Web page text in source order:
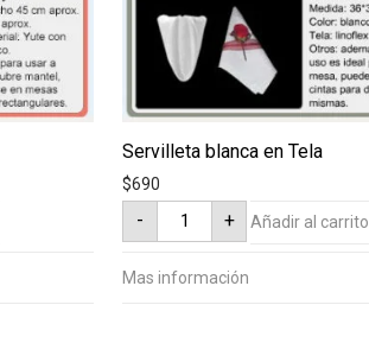
Servilleta blanca en Tela
$690
-
Servilleta
blanca
en
cantidad
+ Añadir al carrito
Mas información